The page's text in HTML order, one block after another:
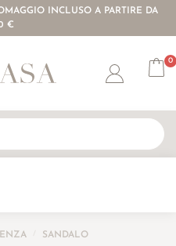
INCLUSO A PARTIRE DA
€
Account
0
SANDALO